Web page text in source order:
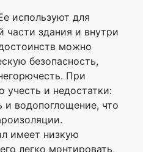
используют для
части здания и внутри
можно
безопасность,
При
учесть и недостатки:
и водопоглощение, что
имеет низкую
легко монтировать,